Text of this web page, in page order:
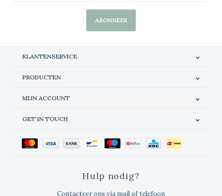
ABONNEER
KLANTENSERVICE
PRODUCTEN
MIJN ACCOUNT
GET IN TOUCH
Hulp nodig?
Contacteer ons via mail of telefoon